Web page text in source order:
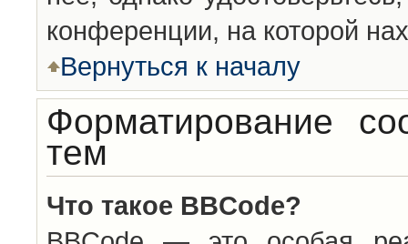
конференции, на которой
Вернуться к началу
Форматирование
тем
Что такое BBCode?